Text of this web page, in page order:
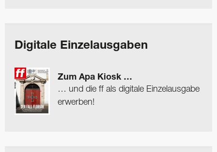
Digitale Einzelausgaben
Zum Apa Kiosk …
… und die ff als digitale Einzelausgabe
erwerben!